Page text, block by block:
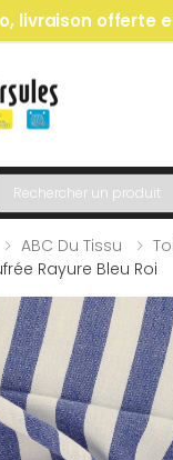
livraison offerte
menu
ABC Du Tissu
Rayure Bleu Roi